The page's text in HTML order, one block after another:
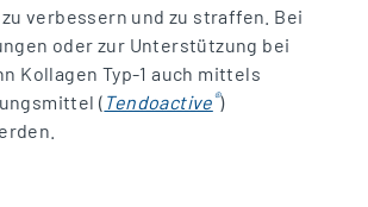
verbessern und zu straffen. Bei
oder zur Unterstützung bei
Kollagen Typ-1 auch mittels
( Tendoactive®)